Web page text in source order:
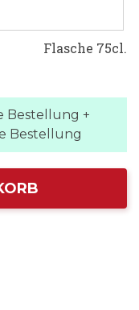
Flasche 75cl.
Bestellung +
Bestellung